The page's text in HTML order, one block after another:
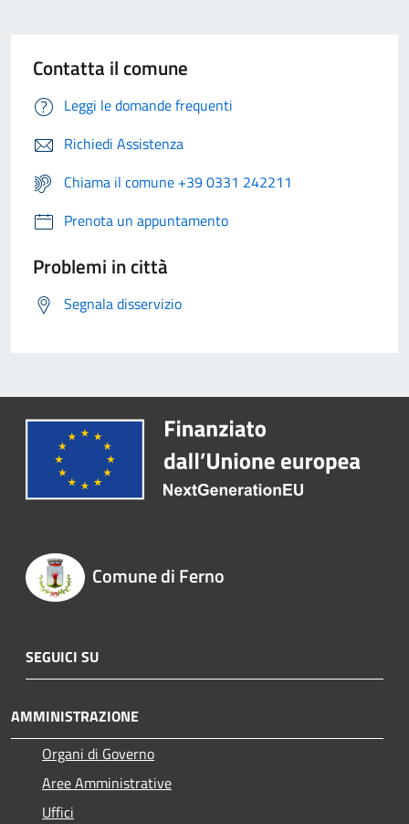
Contatta il comune
Leggi le domande frequenti
Richiedi Assistenza
Chiama il comune +39 0331 242211
Prenota un appuntamento
Problemi in città
Segnala disservizio
Comune di Ferno
SEGUICI SU
AMMINISTRAZIONE
Organi di Governo
Aree Amministrative
Uffici